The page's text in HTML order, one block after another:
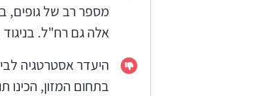
מספר רב של גופים,
אלה גם רח"ל.
היעדר אסטרטגיה
בתחום המזון, הכינו